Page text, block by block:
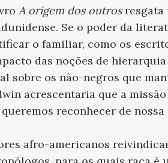
A origem dos outrosresgata
Se o poder da
o familiar, como os
das noções de
sobre os não-negros que
acrescentaria que a
reconhecer de
afro-americanos